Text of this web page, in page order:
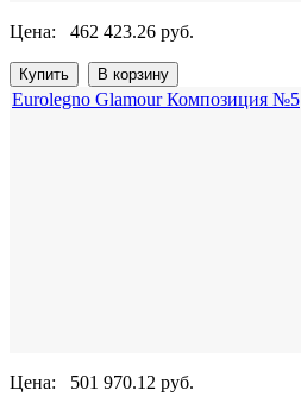
Цена: 462 423.26 руб.
Eurolegno Glamour Композиция №5
Цена: 501 970.12 руб.